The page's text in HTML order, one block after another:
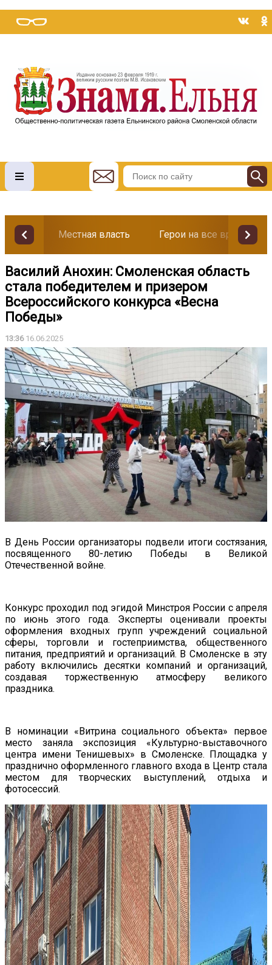
Местная власть Герои на все времена
Василий Анохин: Смоленская область
стала победителем и призером
Всероссийского конкурса «Весна
Победы»
13:3616.06.2025
В День России организаторы подвели итоги состязания,
посвященного 80-летию Победы в Великой
Отечественной войне.
Конкурс проходил под эгидой Минстроя России с апреля
по июнь этого года. Эксперты оценивали проекты
оформления входных групп учреждений социальной
сферы, торговли и гостеприимства, общественного
питания, предприятий и организаций. В Смоленске в эту
работу включились десятки компаний и организаций,
создавая торжественную атмосферу великого
праздника.
В номинации «Витрина социального объекта» первое
место заняла экспозиция «Культурно-выставочного
центра имени Тенишевых» в Смоленске. Площадка у
празднично оформленного главного входа в Центр стала
местом для творческих выступлений, отдыха и
фотосессий.